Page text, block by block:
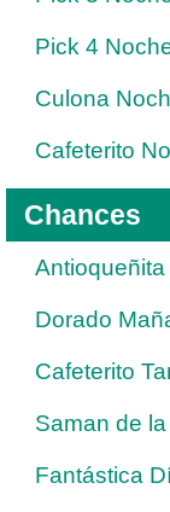
Pick 4
Culona
Cafeterito
Chances
Antioqueñita
Dorado
Cafeterito
Saman de
Fantástica